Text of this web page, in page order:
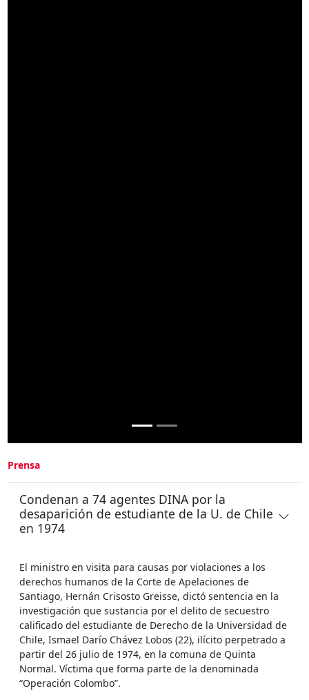
Prensa
Condenan a 74 agentes DINA por la
desaparición de estudiante de la U. de Chile
en 1974
El ministro en visita para causas por violaciones a los
derechos humanos de la Corte de Apelaciones de
Santiago, Hernán Crisosto Greisse, dictó sentencia en la
investigación que sustancia por el delito de secuestro
calificado del estudiante de Derecho de la Universidad de
Chile, Ismael Darío Chávez Lobos (22), ilícito perpetrado a
partir del 26 julio de 1974, en la comuna de Quinta
Normal. Víctima que forma parte de la denominada
“Operación Colombo”.